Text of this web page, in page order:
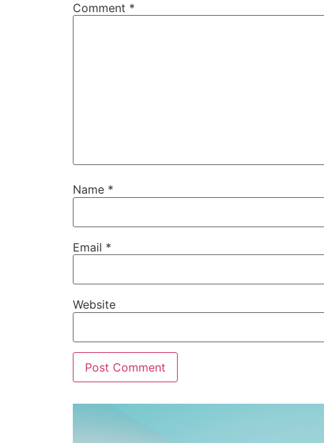
Comment *
Name *
Email *
Website